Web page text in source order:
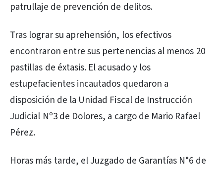
patrullaje de prevención de delitos.
Tras lograr su aprehensión, los efectivos
encontraron entre sus pertenencias al menos 20
pastillas de éxtasis. El acusado y los
estupefacientes incautados quedaron a
disposición de la Unidad Fiscal de Instrucción
Judicial Nº3 de Dolores, a cargo de Mario Rafael
Pérez.
Horas más tarde, el Juzgado de Garantías N°6 de